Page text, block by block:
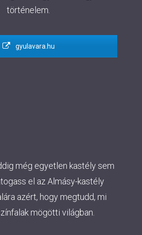
történelem.
gyulavara.hu
még egyetlen kastély sem
el az Almásy-kastély
azért, hogy megtudd, mi
mögötti világban.